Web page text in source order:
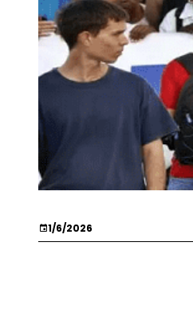
1/6/2026